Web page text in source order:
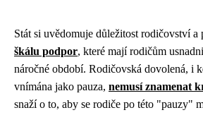
Stát si uvědomuje důležitost rodičovství a
škálu podpor, které mají rodičům
náročné období. Rodičovská dovolená, i
vnímána jako pauza, nemusí znamenat
snaží o to, aby se rodiče po této "pauzy"